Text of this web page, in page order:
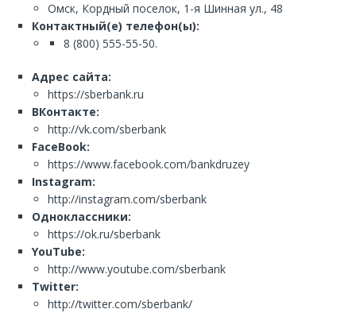
Омск, Кордный поселок, 1-я Шинная ул., 48
Контактный(е) телефон(ы):
8 (800) 555-55-50.
Адрес сайта:
https://sberbank.ru
ВКонтакте:
http://vk.com/sberbank
FaceBook:
https://www.facebook.com/bankdruzey
Instagram:
http://instagram.com/sberbank
Одноклассники:
https://ok.ru/sberbank
YouTube:
http://www.youtube.com/sberbank
Twitter:
http://twitter.com/sberbank/